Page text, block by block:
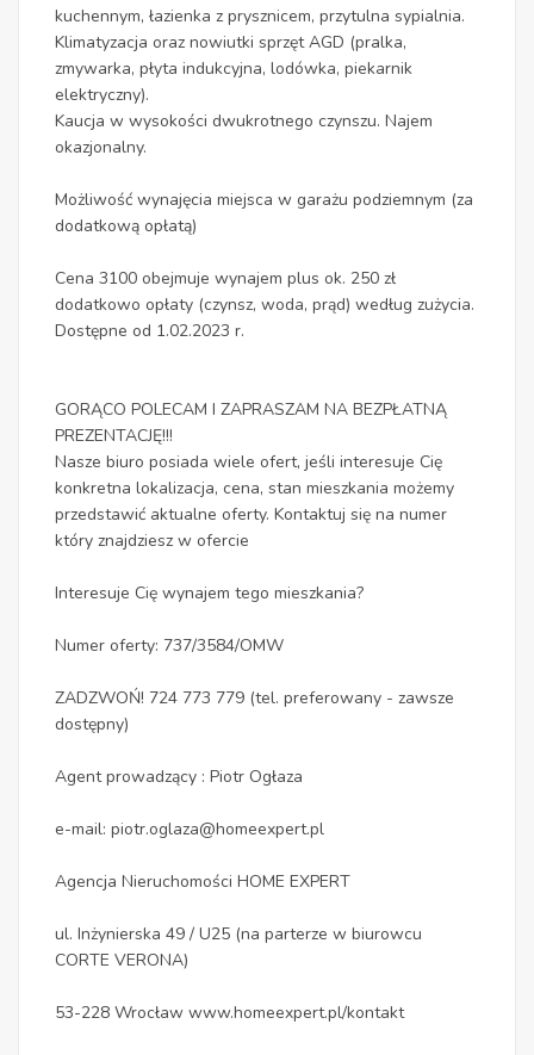
kuchennym, łazienka z prysznicem, przytulna sypialnia.
Klimatyzacja oraz nowiutki sprzęt AGD (pralka,
zmywarka, płyta indukcyjna, lodówka, piekarnik
elektryczny).
Kaucja w wysokości dwukrotnego czynszu. Najem
okazjonalny.
Możliwość wynajęcia miejsca w garażu podziemnym (za
dodatkową opłatą)
Cena 3100 obejmuje wynajem plus ok. 250 zł
dodatkowo opłaty (czynsz, woda, prąd) według zużycia.
Dostępne od 1.02.2023 r.
GORĄCO POLECAM I ZAPRASZAM NA BEZPŁATNĄ
PREZENTACJĘ!!!
Nasze biuro posiada wiele ofert, jeśli interesuje Cię
konkretna lokalizacja, cena, stan mieszkania możemy
przedstawić aktualne oferty. Kontaktuj się na numer
który znajdziesz w ofercie
Interesuje Cię wynajem tego mieszkania?
Numer oferty: 737/3584/OMW
ZADZWOŃ! 724 773 779 (tel. preferowany - zawsze
dostępny)
Agent prowadzący : Piotr Ogłaza
e-mail: piotr.oglaza@homeexpert.pl
Agencja Nieruchomości HOME EXPERT
ul. Inżynierska 49 / U25 (na parterze w biurowcu
CORTE VERONA)
53-228 Wrocław www.homeexpert.pl/kontakt